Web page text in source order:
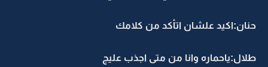
حنان:اكيد علشان اتأكد من كلامك
طلال:ياحماره وانا من متى اجذب عليج